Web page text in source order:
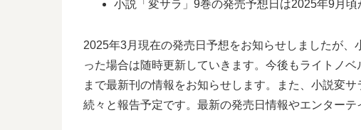
小説「変サラ」9巻の発売予想日は2025年9月
2025年3月現在の発売日予想をお知らせしましたが
った場合は随時更新していきます。今後もライトノ
まで最新刊の情報をお知らせします。また、小説変
続々と報告予定です。最新の発売日情報やエンター